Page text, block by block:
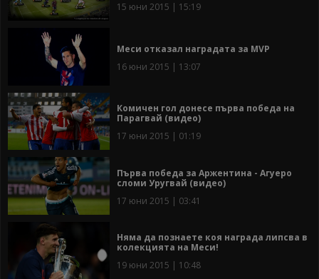
15 юни 2015 | 15:19
Меси отказал наградата за MVP
16 юни 2015 | 13:07
Комичен гол донесе първа победа на
Парагвай (видео)
17 юни 2015 | 01:19
Първа победа за Аржентина - Агуеро
сломи Уругвай (видео)
17 юни 2015 | 03:41
Няма да познаете коя награда липсва в
колекцията на Меси!
19 юни 2015 | 10:48